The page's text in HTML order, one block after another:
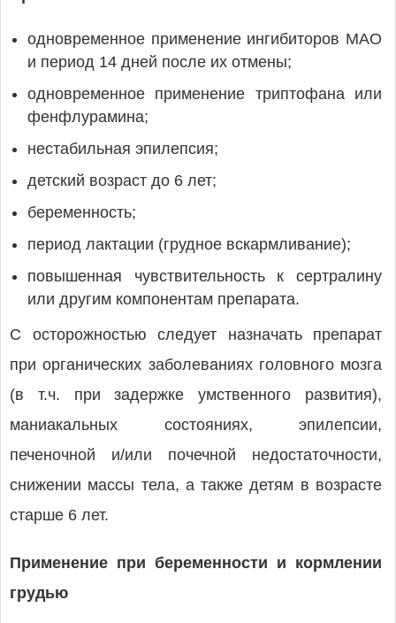
одновременное применение ингибиторов МАО
и период 14 дней после их отмены;
одновременное применение триптофана или
фенфлурамина;
нестабильная эпилепсия;
детский возраст до 6 лет;
беременность;
период лактации (грудное вскармливание);
повышенная чувствительность к сертралину
или другим компонентам препарата.
С осторожностью следует назначать препарат
при органических заболеваниях головного мозга
(в т.ч. при задержке умственного развития),
маниакальных состояниях, эпилепсии,
печеночной и/или почечной недостаточности,
снижении массы тела, а также детям в возрасте
старше 6 лет.
Применение при беременности и кормлении
грудью